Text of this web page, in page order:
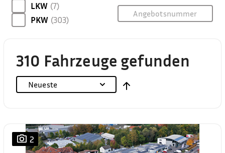
LKW (7)
PKW (303)
310 Fahrzeuge gefunden
Neueste
2